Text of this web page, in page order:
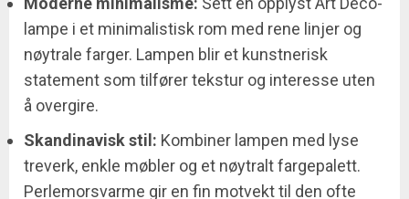
lampe i et minimalistisk rom med rene linjer og
nøytrale farger. Lampen blir et kunstnerisk
statement som tilfører tekstur og interesse uten
å overgire.
Skandinavisk stil: Kombiner lampen med lyse
treverk, enkle møbler og et nøytralt fargepalett.
Perlemorsvarme gir en fin motvekt til den ofte